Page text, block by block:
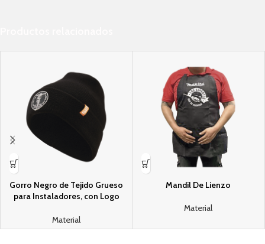
Gorro Negro de Tejido Grueso
para Instaladores, con Logo
Material
Mandil De Lienzo
Material